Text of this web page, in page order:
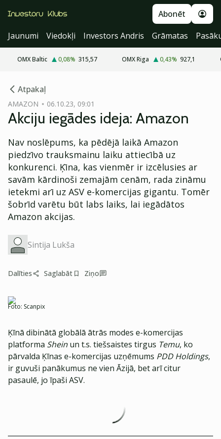
Abonēt
Jaunumi
Viedokļi Investors Andris Grāmatas
OMX Baltic 0,08% 315,57 OMX Riga 0,43% 927,1
Atpakaļ
AMAZON 06.10.23, 09:01
Akciju iegādes ideja: Amazon
Nav noslēpums, ka pēdējā laikā Amazon
piedzīvo trauksmainu laiku attiecībā uz
konkurenci. Ķīna, kas vienmēr ir izcēlusies ar
savām kārdinoši zemajām cenām, rada zināmu
ietekmi arī uz ASV e-komercijas gigantu. Tomēr
šobrīd varētu būt labs laiks, lai iegādātos
Amazon akcijas.
Sintija Lukša
Dalīties Saglabāt Ziņo
Foto: Scanpix
Ķīnā dibinātā globālā ātrās modes e-komercijas
platforma Shein un t.s. tiešsaistes tirgus Temu, ko
pārvalda Ķīnas e-komercijas uzņēmums PDD Holdings,
ir guvuši panākumus ne vien Āzijā, bet arī citur
pasaulē, jo īpaši ASV.